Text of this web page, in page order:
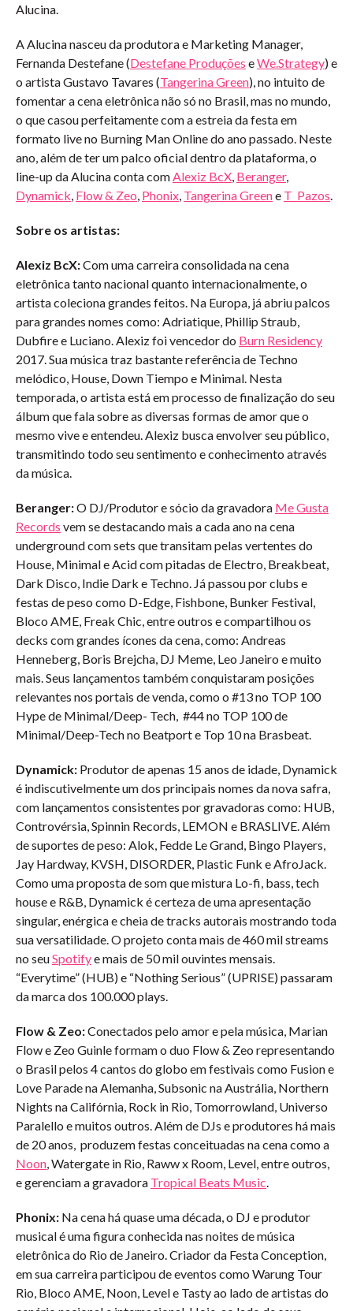
Alucina.
A Alucina nasceu da produtora e Marketing Manager,
Fernanda Destefane (Destefane Produções eWe.Strategy) e
o artista Gustavo Tavares (Tangerina Green), no intuito de
fomentar a cena eletrônica não só no Brasil, mas no mundo,
o que casou perfeitamente com a estreia da festa em
formato live no Burning Man Online do ano passado. Neste
ano, além de ter um palco oficial dentro da plataforma, o
line-up da Alucina conta comAlexiz BcX, Beranger,
Dynamick, Flow & Zeo, Phonix, Tangerina Greene T_Pazos.
Sobre os artistas:
Alexiz BcX:Com uma carreira consolidada na cena
eletrônica tanto nacional quanto internacionalmente, o
artista coleciona grandes feitos. Na Europa, já abriu palcos
para grandes nomes como: Adriatique, Phillip Straub,
Dubfire e Luciano. Alexiz foi vencedor do Burn Residency
2017. Sua música traz bastante referência de Techno
melódico, House, Down Tiempo e Minimal. Nesta
temporada, o artista está em processo de finalização do seu
álbum que fala sobre as diversas formas de amor que o
mesmo vive e entendeu. Alexiz busca envolver seu público,
transmitindo todo seu sentimento e conhecimento através
da música.
Beranger:O DJ/Produtor e sócio da gravadora Me Gusta
Records vem se destacando mais a cada ano na cena
underground com sets que transitam pelas vertentes do
House, Minimal e Acid com pitadas de Electro, Breakbeat,
Dark Disco, Indie Dark e Techno. Já passou por clubs e
festas de peso como D-Edge, Fishbone, Bunker Festival,
Bloco AME, Freak Chic, entre outros e compartilhou os
decks com grandes ícones da cena, como: Andreas
Henneberg, Boris Brejcha, DJ Meme, Leo Janeiro e muito
mais. Seus lançamentos também conquistaram posições
relevantes nos portais de venda, como o #13 no TOP 100
Hype de Minimal/Deep- Tech, #44 no TOP 100 de
Minimal/Deep-Tech no Beatport e Top 10 na Brasbeat.
Dynamick: Produtor de apenas 15 anos de idade, Dynamick
é indiscutivelmente um dos principais nomes da nova safra,
com lançamentos consistentes por gravadoras como: HUB,
Controvérsia, Spinnin Records, LEMON e BRASLIVE. Além
de suportes de peso: Alok, Fedde Le Grand, Bingo Players,
Jay Hardway, KVSH, DISORDER, Plastic Funk e AfroJack.
Como uma proposta de som que mistura Lo-fi, bass, tech
house e R&B, Dynamick é certeza de uma apresentação
singular, enérgica e cheia de tracks autorais mostrando toda
sua versatilidade. O projeto conta mais de 460 mil streams
no seuSpotifye mais de 50 mil ouvintes mensais.
“Everytime” (HUB) e “Nothing Serious” (UPRISE) passaram
da marca dos 100.000 plays.
Flow & Zeo:Conectados pelo amor e pela música, Marian
Flow e Zeo Guinle formam o duo Flow & Zeo representando
o Brasil pelos 4 cantos do globo em festivais como Fusion e
Love Parade na Alemanha, Subsonic na Austrália, Northern
Nights na Califórnia, Rock in Rio, Tomorrowland, Universo
Paralello e muitos outros. Além de DJs e produtores há mais
de 20 anos, produzem festas conceituadas na cena como a
Noon, Watergate in Rio, Raww x Room, Level, entre outros,
e gerenciam a gravadora Tropical Beats Music.
Phonix: Na cena há quase uma década, o DJ e produtor
musical é uma figura conhecida nas noites de música
eletrônica do Rio de Janeiro. Criador da Festa Conception,
em sua carreira participou de eventos como Warung Tour
Rio, Bloco AME, Noon, Level e Tasty ao lado de artistas do